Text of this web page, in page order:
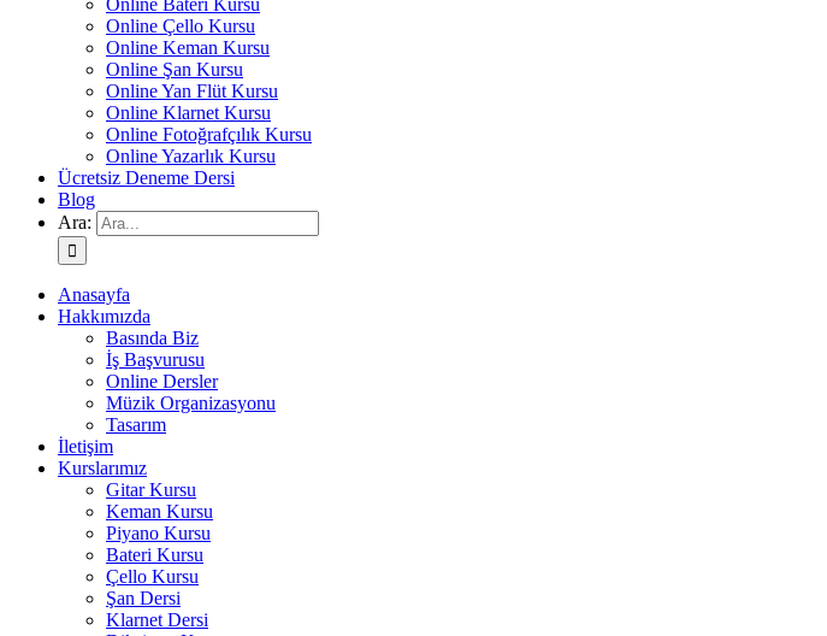
Online Bateri Kursu
Online Çello Kursu
Online Keman Kursu
Online Şan Kursu
Online Yan Flüt Kursu
Online Klarnet Kursu
Online Fotoğrafçılık Kursu
Online Yazarlık Kursu
Ücretsiz Deneme Dersi
Blog
Ara:
Anasayfa
Hakkımızda
Basında Biz
İş Başvurusu
Online Dersler
Müzik Organizasyonu
Tasarım
İletişim
Kurslarımız
Gitar Kursu
Keman Kursu
Piyano Kursu
Bateri Kursu
Çello Kursu
Şan Dersi
Klarnet Dersi